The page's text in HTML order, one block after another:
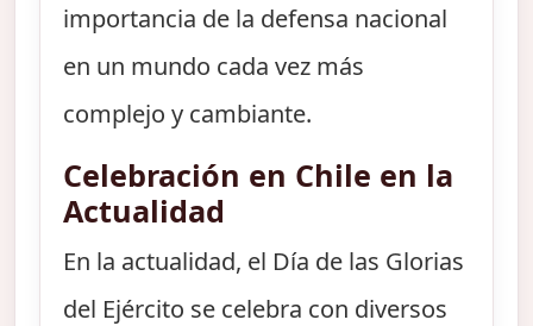
importancia de la defensa nacional
en un mundo cada vez más
complejo y cambiante.
Celebración en Chile en la
Actualidad
En la actualidad, el Día de las Glorias
del Ejército se celebra con diversos